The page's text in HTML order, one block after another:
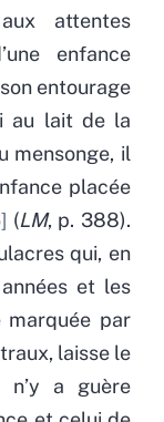
attentes
enfance
entourage
au lait de la
mensonge, il
placée
(LM, p. 388).
qui, en
et les
marquée par
laisse le
n’y a guère